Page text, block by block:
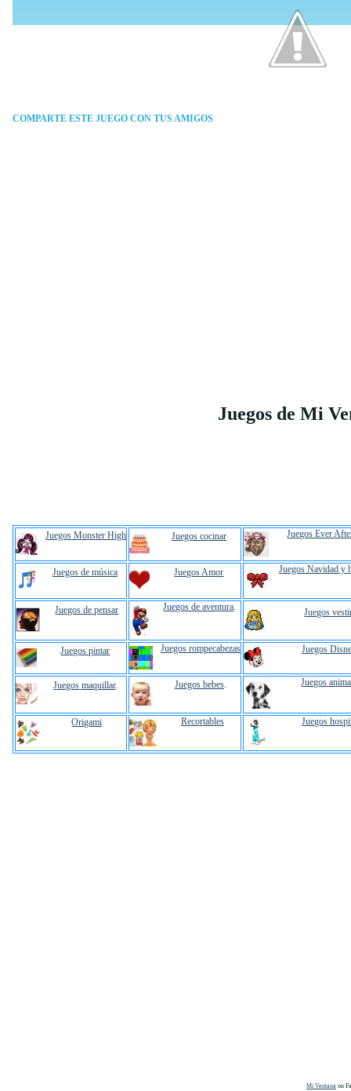
COMPARTE ESTE JUEGO CON TUS AMIGOS
Juegos de Mi
Juegos Monster High Juegos cocinar Juegos Ever
Juegos de música Juegos Amor Juegos Navidad y
Juegos de pensar Juegos de aventura. Juegos
Juegos pintar Juegos rompecabezas Juegos
Juegos maquillar. Juegos bebes. Juegos
Origami Recortables Juegos
Mi Ventana on